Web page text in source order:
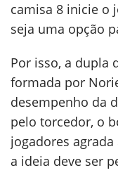
camisa 8 inicie o
seja uma opção
Por isso, a dupla
formada por
desempenho da
pelo torcedor, o
jogadores
a ideia deve ser